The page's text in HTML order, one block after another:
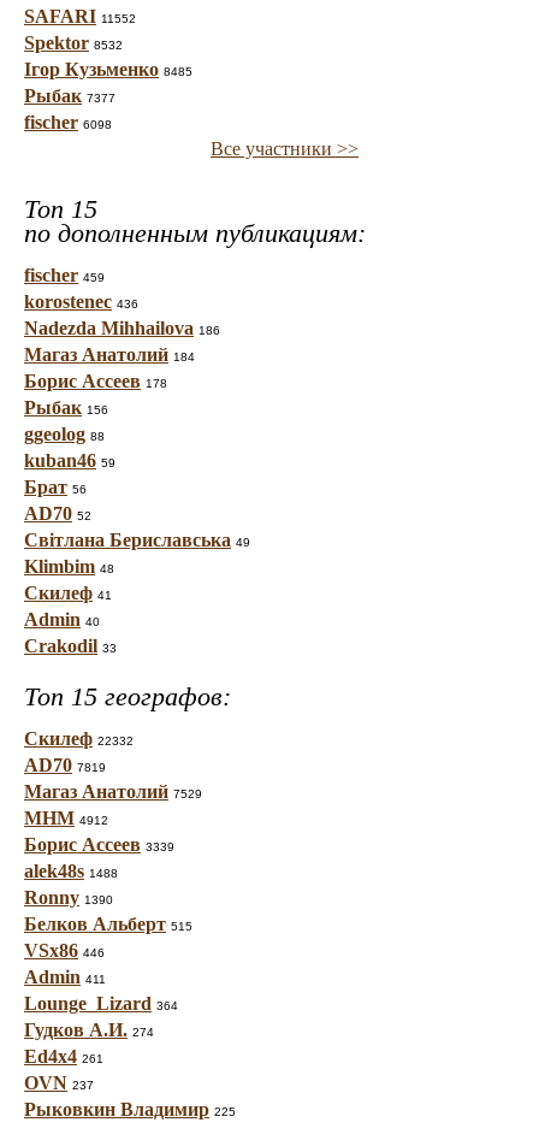
SAFARI 11552
Spektor 8532
Ігор Кузьменко 8485
Рыбак 7377
fischer 6098
Все участники >>
Топ 15
по дополненным публикациям:
fischer 459
korostenec 436
Nadezda Mihhailova 186
Магаз Анатолий 184
Борис Ассеев 178
Рыбак 156
ggeolog 88
kuban46 59
Брат 56
AD70 52
Світлана Бериславська 49
Klimbim 48
Скилеф 41
Admin 40
Crakodil 33
Топ 15 географов:
Скилеф 22332
AD70 7819
Магаз Анатолий 7529
МНМ 4912
Борис Ассеев 3339
alek48s 1488
Ronny 1390
Белков Альберт 515
VSx86 446
Admin 411
Lounge_Lizard 364
Гудков А.И. 274
Ed4x4 261
OVN 237
Рыковкин Владимир 225